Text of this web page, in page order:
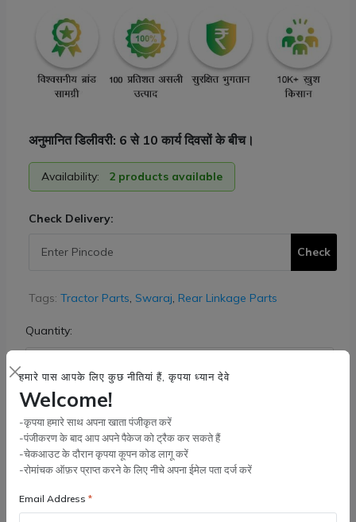
हमारे पास आपके लिए कुछ नीतियां हैं, कृपया ध्यान देवे
Welcome!
-कृपया हमारे साथ अपना खाता पंजीकृत करें
-पंजीकरण के बाद आप अपने पैकेज को ट्रैक कर सकते हैं
-चेकआउट के दौरान कृपया कूपन कोड लागू करें
-रोमांचक ऑफ़र प्राप्त करने के लिए नीचे अपना ईमेल पता दर्ज करें
Email Address
अनुमानित डिलीवरी: 6 से 10 कार्य दिवसों के बीच।
Availability: 2 products available
Check Delivery:
Check
Tags: Tractor Parts, Swaraj, Rear Linkage Parts
Quantity:
Buy Now
Wishlist